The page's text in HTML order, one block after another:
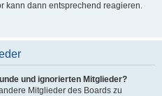
kann dann entsprechend reagieren.
und ignorierten Mitglieder?
Mitglieder des Boards zu